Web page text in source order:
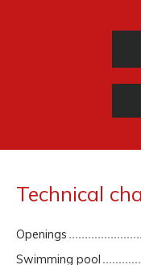
Technical
Openings
Swimming pool